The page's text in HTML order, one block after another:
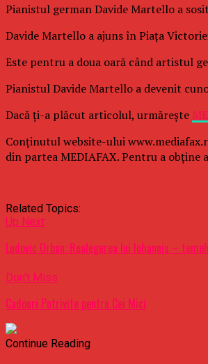
Pianistul german Davide Martello a
Davide Martello a ajuns în Piaţa
Este pentru a doua oară când artistul
Pianistul Davide Martello a devenit
Dacă ţi-a plăcut articolul, urmăreşte
Conținutul website-ului
din partea MEDIAFAX. Pentru a obține
Related Topics:
Up Next
Ludovic Orban: Realegerea lui Iohannis –
Don't Miss
Cadouri Potrivite pentru Cei Mici
Continue Reading